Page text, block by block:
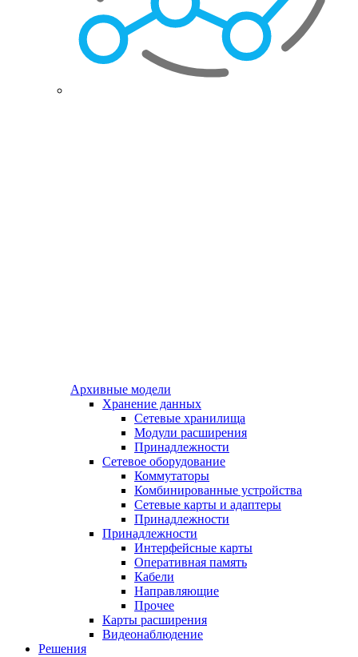
Архивные модели
Хранение данных
Сетевые хранилища
Модули расширения
Принадлежности
Сетевое оборудование
Коммутаторы
Комбинированные устройства
Сетевые карты и адаптеры
Принадлежности
Принадлежности
Интерфейсные карты
Оперативная память
Кабели
Направляющие
Прочее
Карты расширения
Видеонаблюдение
Решения